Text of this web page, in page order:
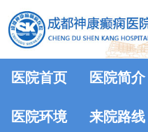
医院首页 医院简介
医院环境 来院路线